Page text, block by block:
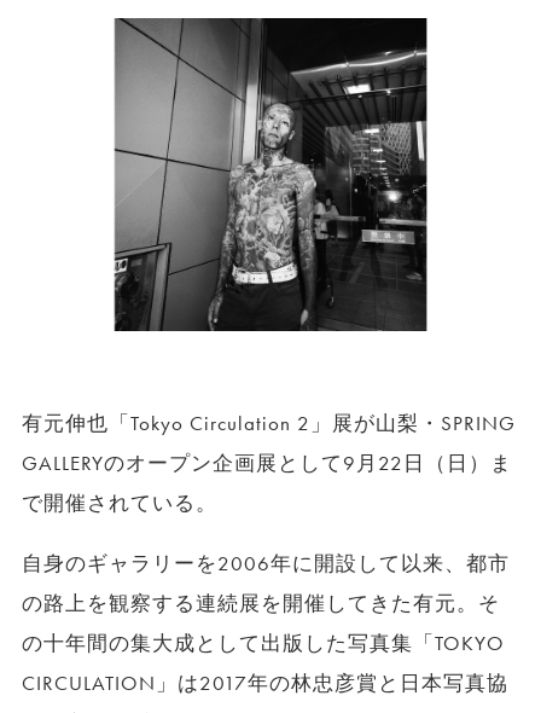
有元伸也「Tokyo Circulation 2」展が山梨・SPRING
GALLERYのオープン企画展として9月22日（日）ま
で開催されている。
自身のギャラリーを2006年に開設して以来、都市
の路上を観察する連続展を開催してきた有元。そ
の十年間の集大成として出版した写真集「TOKYO
CIRCULATION」は2017年の林忠彦賞と日本写真協